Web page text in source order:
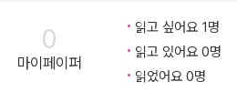
을 더해 보완했다. 각 장 맨 앞의 소
에서 대상 건축물과 원래 출판된 글
담는 살아있는 유기체로 바라본다.
변화하면서 우리의 삶이 어떻게 변화
사례를 통해 한국 현대건축의 특성
0
마이페이퍼
읽고 싶어요 1명
읽고 있어요 0명
읽었어요 0명